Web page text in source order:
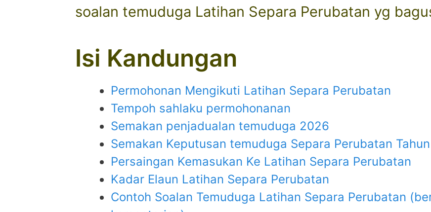
soalan temuduga Latihan Separa Perubatan yg
Isi Kandungan
Permohonan Mengikuti Latihan Separa Perubatan
Tempoh sahlaku permohonanan
Semakan penjadualan temuduga 2026
Semakan Keputusan temuduga Separa Perubatan
Persaingan Kemasukan Ke Latihan Separa Perubatan
Kadar Elaun Latihan Separa Perubatan
Contoh Soalan Temuduga Latihan Separa Perubatan